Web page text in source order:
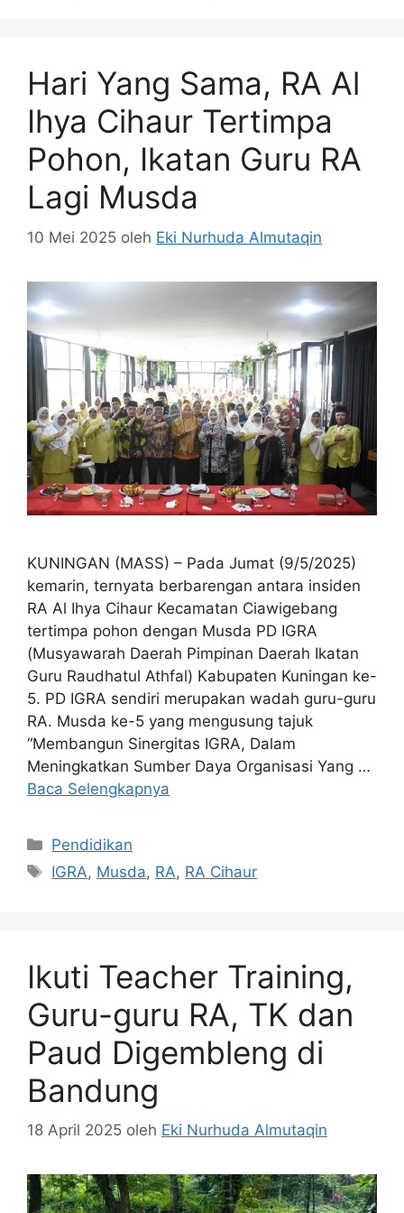
Hari Yang Sama, RA Al
Ihya Cihaur Tertimpa
Pohon, Ikatan Guru RA
Lagi Musda
10 Mei 2025 oleh Eki Nurhuda Almutaqin
KUNINGAN (MASS) – Pada Jumat (9/5/2025)
kemarin, ternyata berbarengan antara insiden
RA Al Ihya Cihaur Kecamatan Ciawigebang
tertimpa pohon dengan Musda PD IGRA
(Musyawarah Daerah Pimpinan Daerah Ikatan
Guru Raudhatul Athfal) Kabupaten Kuningan ke-
5. PD IGRA sendiri merupakan wadah guru-guru
RA. Musda ke-5 yang mengusung tajuk
“Membangun Sinergitas IGRA, Dalam
Meningkatkan Sumber Daya Organisasi Yang …
Baca Selengkapnya
Kategori
Pendidikan
Tag
IGRA, Musda, RA, RA Cihaur
Ikuti Teacher Training,
Guru-guru RA, TK dan
Paud Digembleng di
Bandung
18 April 2025 oleh Eki Nurhuda Almutaqin